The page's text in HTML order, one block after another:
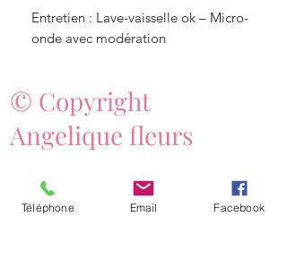
Entretien : Lave-vaisselle ok – Micro-
onde avec modération
© Copyright
Angelique fleurs
Téléphone Email Facebook